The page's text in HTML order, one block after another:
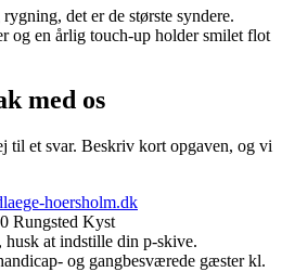
det er de største syndere.
og en årlig touch-up holder smilet flot
med os
til et svar. Beskriv kort opgaven, og vi
hoersholm.dk
Rungsted Kyst
husk at indstille din p-skive.
og gangbesværede gæster kl.